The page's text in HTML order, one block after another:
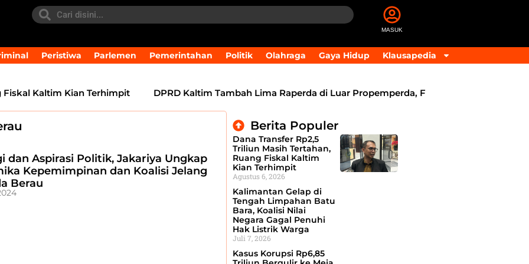
MASUK
Peristiwa Parlemen Pemerintahan Politik Olahraga Gaya Hidup Klausapedia
Kaltim Kian Terhimpit DPRD Kaltim Tambah Lima Raperda di Luar Propemperda, Fokus Perkuat PAD dan
dan Aspirasi Politik, Jakariya Ungkap
Kepemimpinan dan Koalisi Jelang
Berau
Berita Populer
Dana Transfer Rp2,5
Triliun Masih Tertahan,
Ruang Fiskal Kaltim
Kian Terhimpit
Agustus 6, 2026
Kalimantan Gelap di
Tengah Limpahan Batu
Bara, Koalisi Nilai
Negara Gagal Penuhi
Hak Listrik Warga
Juli 7, 2026
Kasus Korupsi Rp6,85